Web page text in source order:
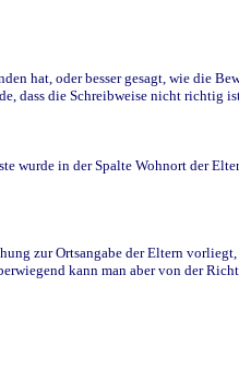
hat, oder besser gesagt, wie die
dass die Schreibweise nicht richtig
in der Spalte Wohnort der
zur Ortsangabe der Eltern
kann man aber von der